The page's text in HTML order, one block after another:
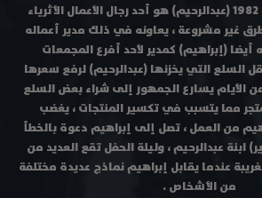
فيلم دعوة خاصة جدا 1982 (عبدالرحيم) هو أحد رجال الأعمال الأثرياء
غير مشروعة ، يعاونه في ذلك مدير أعماله
أيضا (إبراهيم) كمدير لأحد أفرع المجمعات
السلع التي يخزنها (عبدالرحيم) لرفع سعرها
الأيام يسارع الجمهور إلى شراء بعض السلع
مما يتسبب في تكسير المنتجات ، يغضب
من العمل ، تصل إلى إبراهيم دعوة بالخطأ
ابنة عبدالرحيم ، وليلة الحفل تقع العديد من
عندما يقابل إبراهيم نماذج عديدة مختلفة
من الأشخاص .